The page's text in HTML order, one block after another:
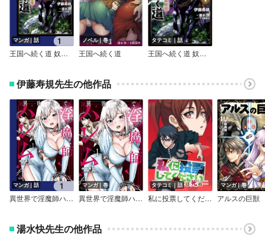
マンガ｜話
王国へ続く道 奴隷剣士の成り上がり英雄譚【分冊版】
ノベル｜巻
王国へ続く道
タテコミ｜話
王国へ続く道 奴隷剣士の成り上がり英雄譚【タテスク】【フルカラー】
伊藤寿規先生の他作品
マンガ｜話
異世界で淫魔師ハレム【分冊版】
マンガ｜巻
異世界で淫魔師ハレム
タテコミ｜話
私に投票してください ―選ばれなければ死ぬ―【フルカラー】
マンガ｜巻
アルスの巨獣
湯水快先生の他作品